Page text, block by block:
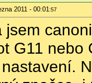
2011 - 00:01 :57
jsem
G11